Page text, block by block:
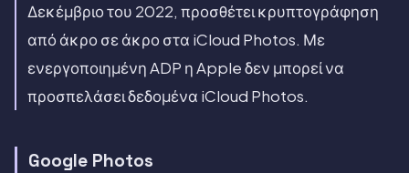
Δεκέμβριο του 2022, προσθέτει κρυπτογράφηση
από άκρο σε άκρο στα iCloud Photos. Με
ενεργοποιημένη ADP η Apple δεν μπορεί να
προσπελάσει δεδομένα iCloud Photos.
Google Photos